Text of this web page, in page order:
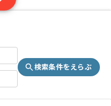
検索条件をえらぶ